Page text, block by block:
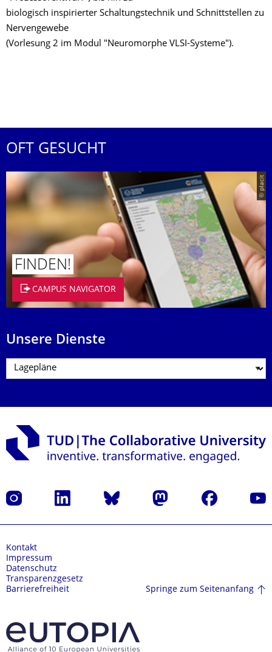
biologisch inspirierter Schaltungstechnik und Schnittstellen zu
Nervengewebe
(Vorlesung 2 im Modul "Neuromorphe VLSI-Systeme").
OFT GESUCHT
© placit
FINDEN!
CAMPUS NAVIGATOR
Unsere Dienste
Instagram LinkedIn Bluesky Mastodon Facebook
Kontakt
Impressum
Datenschutz
Transparenzgesetz
Barrierefreiheit
Springe zum Seitenanfang